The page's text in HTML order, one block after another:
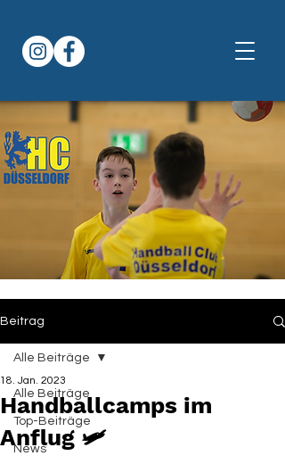
Beitrag
Alle Beiträge
Top-Beiträge
News
Alle Beiträge
Handballcamps im
Anflug 🛩
18. Jan. 2023